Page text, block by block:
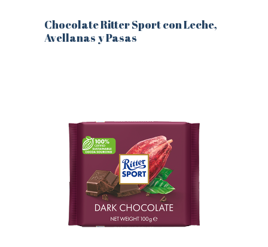
Chocolate Ritter Sport con Leche,
Avellanas y Pasas
se
pueden
elegir
en
la
página
de
producto